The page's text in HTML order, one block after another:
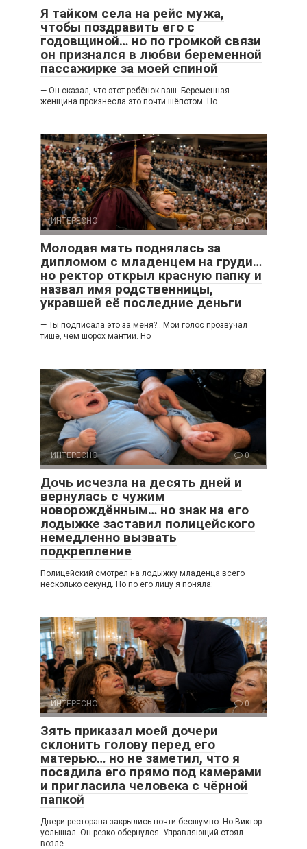
Я тайком села на рейс мужа,
чтобы поздравить его с
годовщиной… но по громкой связи
он признался в любви беременной
пассажирке за моей спиной
— Он сказал, что этот ребёнок ваш. Беременная
женщина произнесла это почти шёпотом. Но
ИНТЕРЕСНО 0
Молодая мать поднялась за
дипломом с младенцем на груди…
но ректор открыл красную папку и
назвал имя родственницы,
укравшей её последние деньги
— Ты подписала это за меня?.. Мой голос прозвучал
тише, чем шорох мантии. Но
ИНТЕРЕСНО 0
Дочь исчезла на десять дней и
вернулась с чужим
новорождённым… но знак на его
лодыжке заставил полицейского
немедленно вызвать
подкрепление
Полицейский смотрел на лодыжку младенца всего
несколько секунд. Но по его лицу я поняла:
ИНТЕРЕСНО 0
Зять приказал моей дочери
склонить голову перед его
матерью… но не заметил, что я
посадила его прямо под камерами
и пригласила человека с чёрной
папкой
Двери ресторана закрылись почти бесшумно. Но Виктор
услышал. Он резко обернулся. Управляющий стоял
возле